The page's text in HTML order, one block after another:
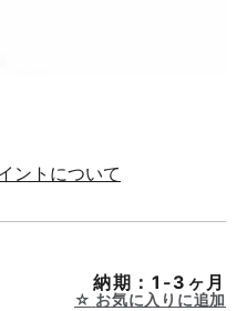
ントについて
納期：1-3ヶ月
お気に入りに追加